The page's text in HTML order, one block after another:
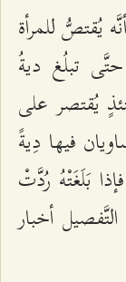
يُقتصُّ للمرأة
تبلُغ ديةُ
يُقتصر على
فيها دِيةً
بَلَغَتْهُ رُدَّتْ
أخبار